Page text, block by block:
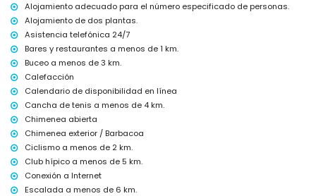
pueblo más cercano: Jávea (a menos de 1000 metros de la villa)
río o playa más cercana: Mediterráneo (a menos de 3 kilómetros de
la villa)
playa más cercana: Playa de La Grava (a menos de 3 kilómetros de
la villa)
puerto más cercano: Puerto de Jávea (a menos de 4 kilómetros de la
villa)
parque más cercano: Plaza Parque Reina Sofía (a menos de 2
kilómetros de la villa)
aeropuerto más cercano: Alicante (a menos de 100 kilómetros de la
villa)
segundo aeropuerto más cercano: Valencia (a más de 100
kilómetros)
transporte público cercano: autobús a menos de 1000 metros
se admiten mascotas
El alojamiento es muy adecuado para familias con niños
Alojamiento adecuado para el número especificado de personas.
Alojamiento de dos plantas.
Asistencia telefónica 24/7
Bares y restaurantes a menos de 1 km.
Buceo a menos de 3 km.
Calefacción
Calendario de disponibilidad en línea
Cancha de tenis a menos de 4 km.
Chimenea abierta
Chimenea exterior / Barbacoa
Ciclismo a menos de 2 km.
Club hípico a menos de 5 km.
Conexión a Internet
Escalada a menos de 6 km.